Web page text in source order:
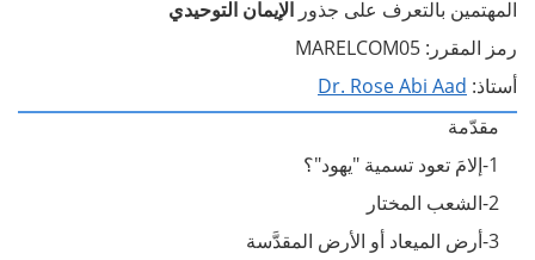
المهتمين بالتعرف على جذور الإيمان التوحيدي
رمز المقرر: MARELCOM05
أستاذ: Dr. Rose Abi Aad
مقدّمة
1-إلامَ تعود تسمية "يهود"؟
2-الشعب المختار
3-أرض الميعاد أو الأرض المقدَّسة